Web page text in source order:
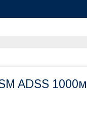
ADSS 1000м